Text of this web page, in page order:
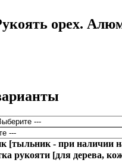
орех.
[тыльник - при наличии
рукояти [для дерева,